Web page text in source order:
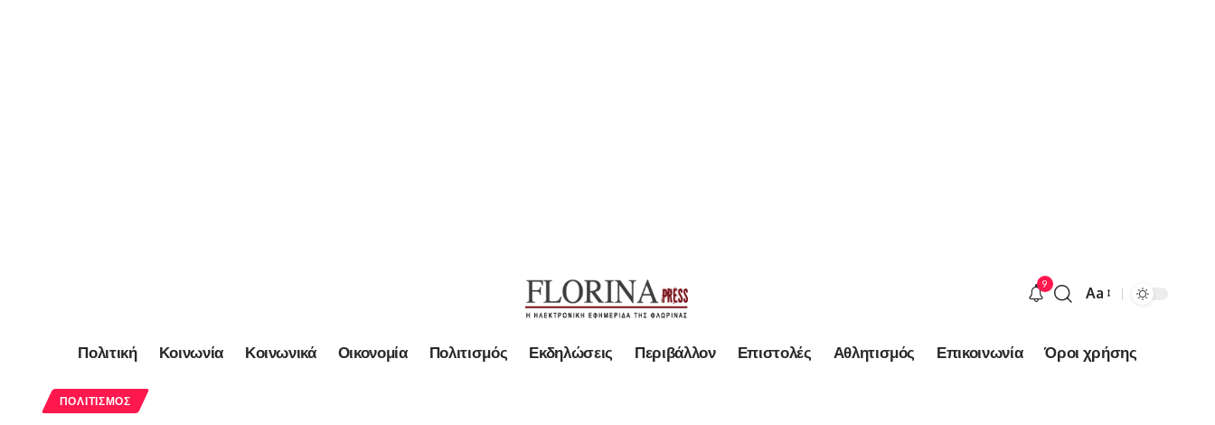
9
Font
Aa
Πολιτική Κοινωνία Κοινωνικά Οικονομία Πολιτισμός Εκδηλώσεις Περιβάλλον Επιστολές Αθλητισμός Επικοινωνία Όροι χρήσης
ΠΟΛΙΤΙΣΜΌΣ